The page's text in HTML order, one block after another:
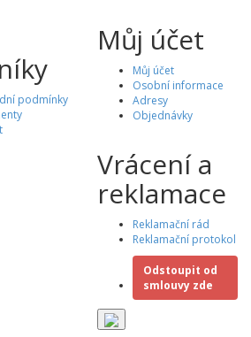
podmínky
Můj účet
Můj účet
Osobní informace
Adresy
Objednávky
Vrácení a
reklamace
Reklamační rád
Reklamační protokol
Odstoupit od
smlouvy zde